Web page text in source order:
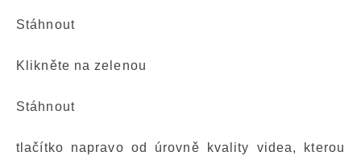
Stáhnout
Klikněte na zelenou
Stáhnout
tlačítko napravo od úrovně kvality videa, kterou